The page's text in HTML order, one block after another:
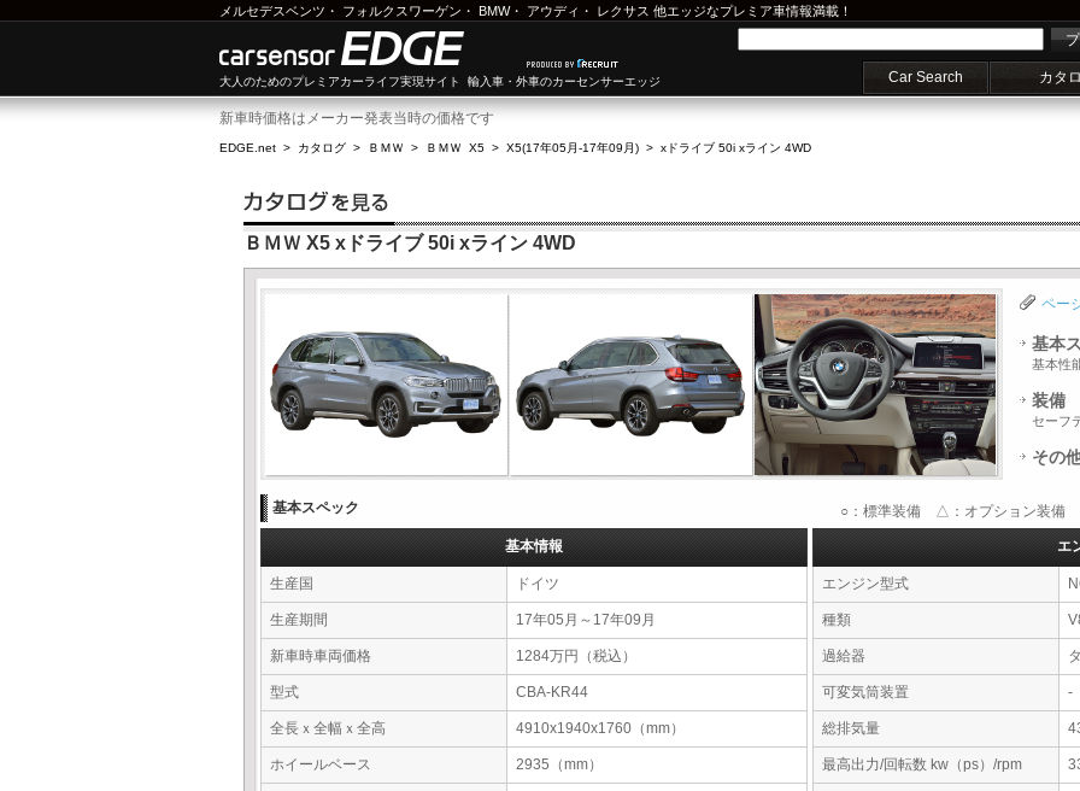
メルセデスベンツ ・ フォルクスワーゲン ・ BMW・ アウディ ・ レクサス 他エッジなプレミア車情報満載！
大人のためのプレミアカーライフ実現サイト 輸入車・外車のカーセンサーエッジ Car Search カタ
新車時価格はメーカー発表当時の価格です
EDGE.net > カタログ > ＢＭＷ > ＢＭＷ X5 > X5(17年05月-17年09月) > xドライブ 50i xライン 4WD
ＢＭＷ X5 xドライブ 50i xライン 4WD
ペー
基本
基本性
装備
セーフ
その
基本スペック ○：標準装備 △：オプション装備 -
基本情報
生産国 ドイツ
生産期間 17年05月～17年09月
新車時車両価格 1284万円（税込）
型式 CBA-KR44
全長ｘ全幅ｘ全高 4910x1940x1760（mm）
ホイールベース 2935（mm）
エ
エンジン型式
種類
過給器
可変気筒装置 -
総排気量
最高出力/回転数 kw（ps）/rpm